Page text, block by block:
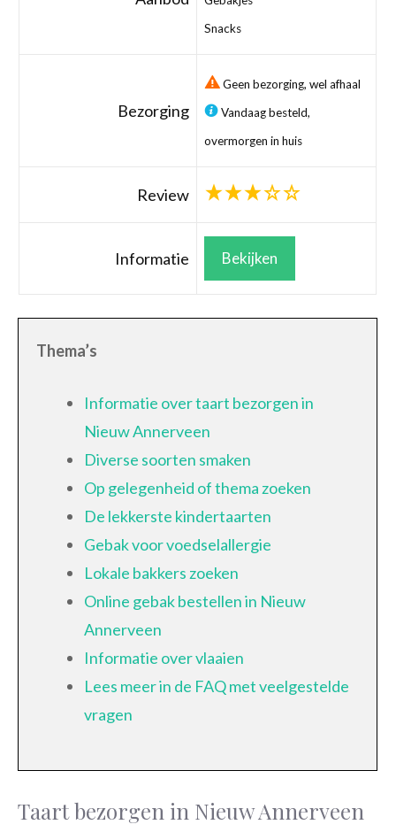
Snacks
Bezorging
Geen bezorging, wel afhaal
Vandaag besteld,
overmorgen in huis
Review
Informatie Bekijken
Thema’s
Informatie over taart bezorgen in
Nieuw Annerveen
Diverse soorten smaken
Op gelegenheid of thema zoeken
De lekkerste kindertaarten
Gebak voor voedselallergie
Lokale bakkers zoeken
Online gebak bestellen in Nieuw
Annerveen
Informatie over vlaaien
Lees meer in de FAQ met veelgestelde
vragen
Taart bezorgen in Nieuw Annerveen